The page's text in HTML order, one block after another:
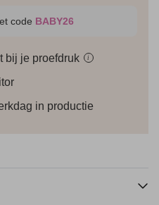
Save the date
code BABY26
bij je proefdruk i
in productie